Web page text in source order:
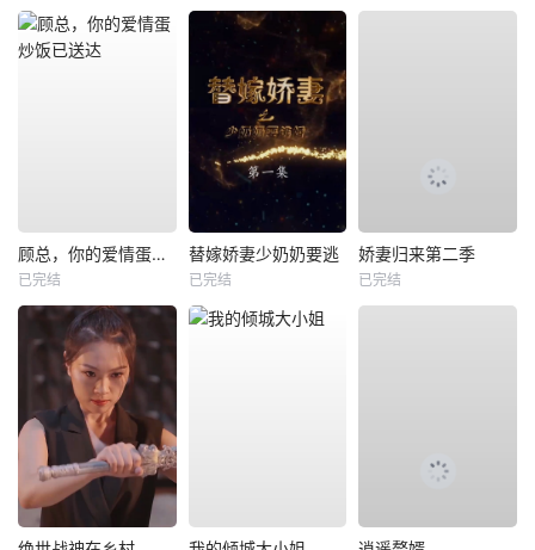
顾总，你的爱情蛋炒饭已送达
已完结
替嫁娇妻少奶奶要逃
已完结
娇妻归来第二季
已完结